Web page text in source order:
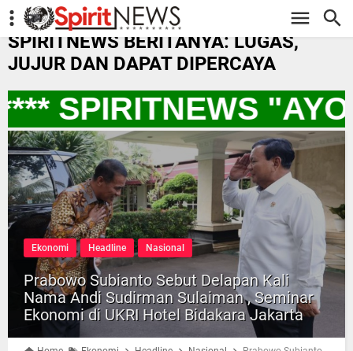
-->
SPIRITNEWS BERITANYA: LUGAS,
JUJUR DAN DAPAT DIPERCAYA
SPIRITNEWS "AYO
Ekonomi Headline Nasional
Prabowo Subianto Sebut Delapan Kali
Nama Andi Sudirman Sulaiman , Seminar
Ekonomi di UKRI Hotel Bidakara Jakarta